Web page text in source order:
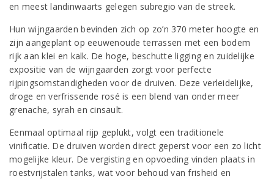
en meest landinwaarts gelegen subregio van de streek.
Hun wijngaarden bevinden zich op zo’n 370 meter hoogte en
zijn aangeplant op eeuwenoude terrassen met een bodem
rijk aan klei en kalk. De hoge, beschutte ligging en zuidelijke
expositie van de wijngaarden zorgt voor perfecte
rijpingsomstandigheden voor de druiven. Deze verleidelijke,
droge en verfrissende rosé is een blend van onder meer
grenache, syrah en cinsault.
Eenmaal optimaal rijp geplukt, volgt een traditionele
vinificatie. De druiven worden direct geperst voor een zo licht
mogelijke kleur. De vergisting en opvoeding vinden plaats in
roestvrijstalen tanks, wat voor behoud van frisheid en